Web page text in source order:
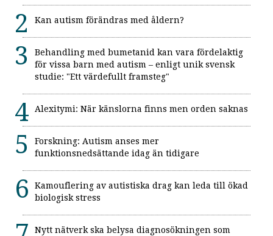
Kan autism förändras med åldern?
Behandling med bumetanid kan vara fördelaktig
för vissa barn med autism – enligt unik svensk
studie: "Ett värdefullt framsteg"
Alexitymi: När känslorna finns men orden saknas
Forskning: Autism anses mer
funktionsnedsättande idag än tidigare
Kamouflering av autistiska drag kan leda till ökad
biologisk stress
Nytt nätverk ska belysa diagnosökningen som